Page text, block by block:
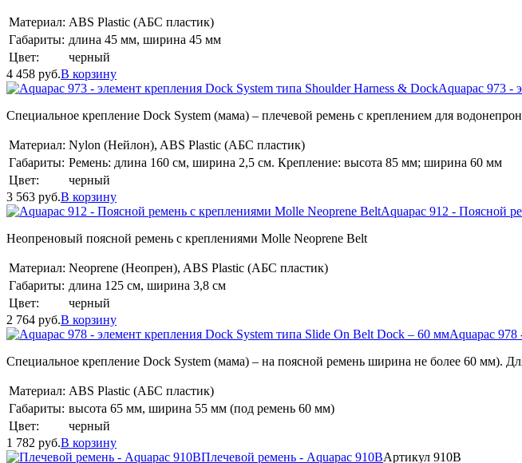
Материал: ABS Plastic (АБС пластик)
Габариты: длина 45 мм, ширина 45 мм
Цвет:
черный
4 458 руб.В корзину
Aquapac 973 -
Специальное крепление Dock System (мама) – плечевой ремень с креплением для
Материал: Nylon (Нейлон), ABS Plastic (АБС пластик)
Габариты: Ремень: длина 160 см, ширина 2,5 см. Крепление: высота 85 мм; ширина 60 мм
Цвет:
черный
3 563 руб.В корзину
Aquapac 912 - Поясной
Неопреновый поясной ремень с креплениями Molle Neoprene Belt
Материал: Neoprene (Неопрен), ABS Plastic (АБС пластик)
Габариты: длина 125 см, ширина 3,8 см
Цвет:
черный
2 764 руб.В корзину
Aquapac
Специальное крепление Dock System (мама) – на поясной ремень ширина не более 60 мм).
Материал: ABS Plastic (АБС пластик)
Габариты: высота 65 мм, ширина 55 мм (под ремень 60 мм)
Цвет:
черный
1 782 руб.В корзину
Плечевой ремень - Aquapac 910BАртикул 910B